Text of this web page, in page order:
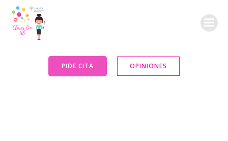
PIDE CITA OPINIONES